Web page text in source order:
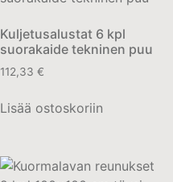
Kuljetusalustat 6 kpl
suorakaide tekninen puu
112,33 €
Lisää ostoskoriin